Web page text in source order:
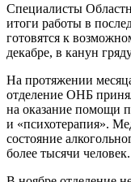
Специалисты
итоги работы в
готовятся к
декабре, в канун
На протяжении
отделение ОНБ
на оказание помощи
и «психотерапия».
состояние
более тысячи человек.